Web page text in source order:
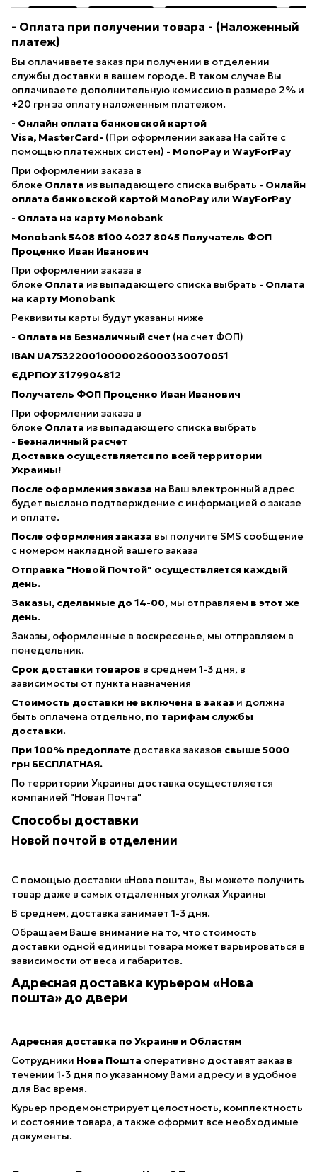
- Оплата при получении товара - (Наложенный
платеж)
Вы оплачиваете заказ при получении в отделении
службы доставки в вашем городе. В таком случае Вы
оплачиваете дополнительную комиссию в размере 2% и
+20 грн за оплату наложенным платежом.
- Онлайн оплата банковской картой
Visa, MasterCard- (При оформлении заказа На сайте с
помощью платежных систем) - MonoPay и WayForPay
При оформлении заказа в
блоке Оплата из выпадающего списка выбрать - Онлайн
оплата банковской картой MonoPay или WayForPay
- Оплата на карту Monobank
Monobank 5408 8100 4027 8045 Получатель ФОП
Проценко Иван Иванович
При оформлении заказа в
блоке Оплата из выпадающего списка выбрать - Оплата
на карту Monobank
Реквизиты карты будут указаны ниже
- Оплата на Безналичный счет (на счет ФОП)
IBAN UA753220010000026000330070051
ЄДРПОУ 3179904812
Получатель ФОП Проценко Иван Иванович
При оформлении заказа в
блоке Оплата из выпадающего списка выбрать
- Безналичный расчет
Доставка осуществляется по всей территории
Украины!
После оформления заказа на Ваш электронный адрес
будет выслано подтверждение с информацией о заказе
и оплате.
После оформления заказа вы получите SMS сообщение
с номером накладной вашего заказа
Отправка "Новой Почтой" осуществляется каждый
день.
Заказы, сделанные до 14-00, мы отправляем в этот же
день.
Заказы, оформленные в воскресенье, мы отправляем в
понедельник.
Срок доставки товаров в среднем 1-3 дня, в
зависимосты от пункта назначения
Стоимость доставки не включена в заказ и должна
быть оплачена отдельно, по тарифам службы
доставки.
При 100% предоплате доставка заказов свыше 5000
грн БЕСПЛАТНАЯ.
По территории Украины доставка осуществляется
компанией "Новая Почта"
Способы доставки
Новой почтой в отделении
С помощью доставки «Нова пошта», Вы можете получить
товар даже в самых отдаленных уголках Украины
В среднем, доставка занимает 1-3 дня.
Обращаем Ваше внимание на то, что стоимость
доставки одной единицы товара может варьироваться в
зависимости от веса и габаритов.
Адресная доставка курьером «Нова
пошта» до двери
Адресная доставка по Украине и Областям
Сотрудники Нова Пошта оперативно доставят заказ в
течении 1-3 дня по указанному Вами адресу и в удобное
для Вас время.
Курьер продемонстрирует целостность, комплектность
и состояние товара, а также оформит все необходимые
документы.